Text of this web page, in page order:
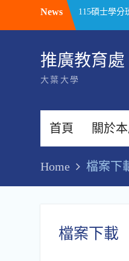
News
115碩士學分
推廣教育處
大葉大學
首頁 關於
Home 檔案下
檔案下載